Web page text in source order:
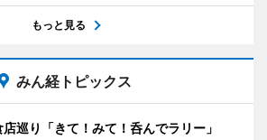
もっと見る
みん経トピックス
店巡り「きて！みて！呑んでラリー」